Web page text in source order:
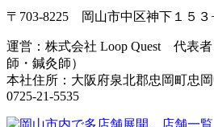
〒703-8225 岡山市中区神下１５３
運営：株式会社 Loop Quest 代表
師・鍼灸師）
本社住所：大阪府泉北郡忠岡町忠
0725-21-5535